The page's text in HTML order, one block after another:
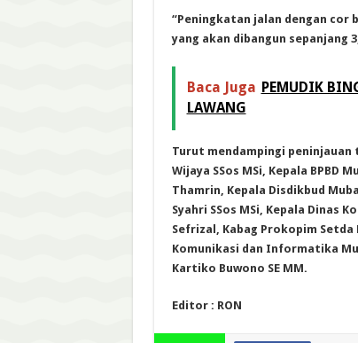
“Peningkatan jalan dengan cor
yang akan dibangun sepanjang
Baca Juga PEMUDIK
LAWANG
Turut mendampingi peninjauan
Wijaya SSos MSi, Kepala BPBD
Thamrin, Kepala Disdikbud
Syahri SSos MSi, Kepala Dinas
Sefrizal, Kabag Prokopim Setda
Komunikasi dan Informatika
Kartiko Buwono SE MM.
Editor : RON